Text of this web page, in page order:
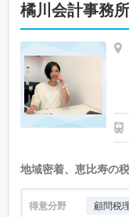
橘川会計事務所
地域密着、恵比寿の
得意分野 顧問税